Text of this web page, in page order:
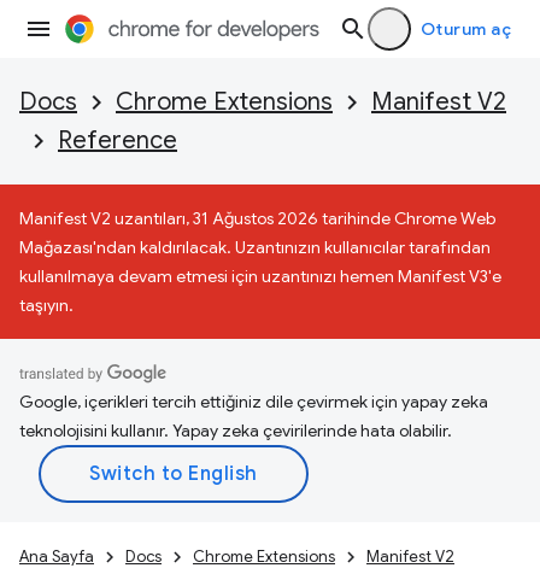
Oturum aç
Docs Chrome Extensions
Manifest V2
Reference
Manifest V2 uzantıları, 31 Ağustos 2026 tarihinde Chrome Web
Mağazası'ndan kaldırılacak. Uzantınızın kullanıcılar tarafından
kullanılmaya devam etmesi için uzantınızı hemen Manifest V3'e
taşıyın.
Google, içerikleri tercih ettiğiniz dile çevirmek için yapay zeka
teknolojisini kullanır. Yapay zeka çevirilerinde hata olabilir.
Ana Sayfa Docs Chrome Extensions
Manifest V2